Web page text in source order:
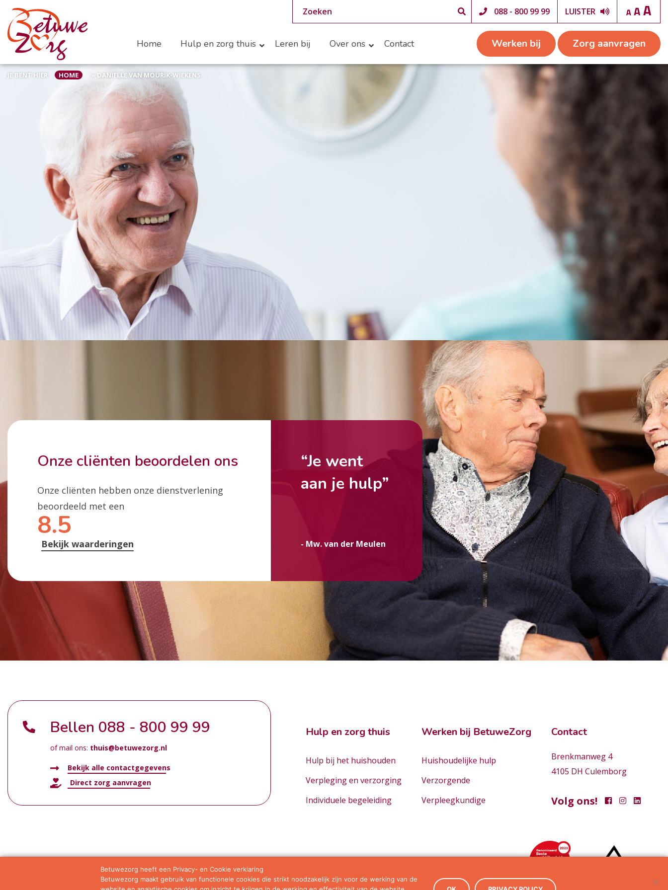
088 - 800 99 99 LUISTER
Home Hulp en zorg thuis Leren bij Over ons Contact Werken bij Zorg aanvragen
JE BENT HIER: HOME » DANIELLE VAN MOURIK-WIEKENS
Onze cliënten beoordelen ons
Onze cliënten hebben onze dienstverlening
beoordeeld met een
8.5
Bekijk waarderingen
“Je went
aan je hulp”
- Mw. van der Meulen
Bellen 088 - 800 99 99
of mail ons: thuis@betuwezorg.nl
Bekijk alle contactgegevens
Direct zorg aanvragen
Hulp en zorg thuis
Hulp bij het huishouden
Verpleging en verzorging
Individuele begeleiding
Werken bij BetuweZorg
Huishoudelijke hulp
Verzorgende
Verpleegkundige
Contact
Brenkmanweg 4
4105 DH Culemborg
Volg ons!
Privacy statement Algemene voorwaarden
Betuwezorg heeft een Privacy- en Cookie verklaring
Betuwezorg maakt gebruik van functionele cookies die strikt noodzakelijk zijn voor de werking van de